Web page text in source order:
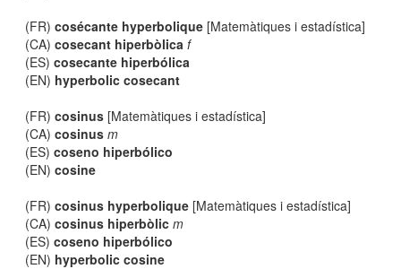
(FR)cosécante hyperbolique [Matemàtiques i estadística]
(CA)cosecant hiperbòlica f
(ES)cosecante hiperbólica
(EN) hyperbolic cosecant
(FR)cosinus [Matemàtiques i estadística]
(CA)cosinus m
(ES)coseno hiperbólico
(EN)cosine
(FR)cosinus hyperbolique [Matemàtiques i estadística]
(CA)cosinus hiperbòlic m
(ES)coseno hiperbólico
(EN) hyperbolic cosine